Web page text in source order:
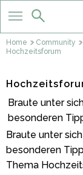
Home
Community
Hochzeitsforum
Braute unter
besonderen
Braute unter
besonderen
Thema